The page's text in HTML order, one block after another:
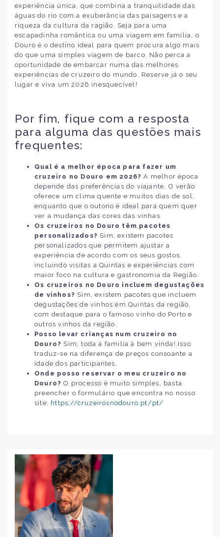
experiência única, que combina a tranquilidade das
águas do rio com a exuberância das paisagens e a
riqueza da cultura da ragião. Seja para uma
escapadinha romântica ou uma viagem em família, o
Douro é o destino ideal para quem procura algo mais
do que uma simples viagem de barco. Não perca a
oportunidade de embarcar numa das melhores
experiências de cruzeiro do mundo. Reserve já o seu
lugar e viva um 2026 inesquecível!
Por fim, fique com a resposta
para alguma das questões mais
frequentes:
Qual é a melhor época para fazer um
cruzeiro no Douro em 2026? A melhor época
depende das preferências do viajante. O verão
oferece um clima quente e muitos dias de sol,
enquanto que o outono é ideal para quem quer
ver a mudança das cores das vinhas.
Os cruzeiros no Douro têm pacotes
personalizados? Sim, existem pacotes
personalizados que permitem ajustar a
experiência de acordo com os seus gostos,
incluindo visitas a Quintas e experiências com
maior foco na cultura e gastronomia da Região.
Os cruzeiros no Douro incluem degustações
de vinhos? Sim, existem pacotes que incluem
degustações de vinhos em Quintas da região,
com destaque para o famoso vinho do Porto e
outros vinhos da região.
Posso levar crianças num cruzeiro no
Douro? Sim, toda a familia á bem vinda! Isso
traduz-se na diferença de preços consoante a
idade dos participantes.
Onde posso reservar o meu cruzeiro no
Douro? O processo é muito simples, basta
preencher o formulário que encontra no nosso
site: https://cruzeirosnodouro.pt/pt/